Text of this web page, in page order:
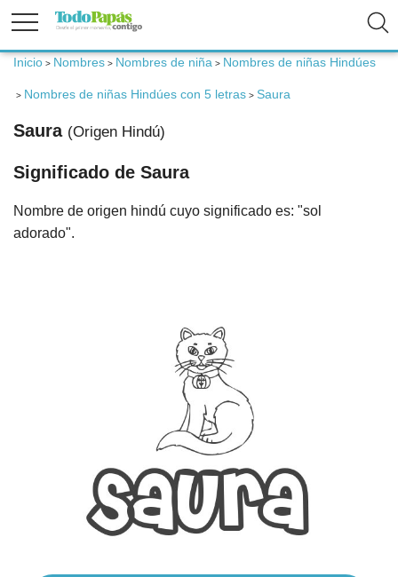
Fertilidad
Embarazo
Bebé
Inicio > Nombres > Nombres de niña > Nombres de niñas Hindúes
> Nombres de niñas Hindúes con 5 letras > Saura
Saura (Origen Hindú)
Significado de Saura
Nombre de origen hindú cuyo significado es: "sol
adorado".